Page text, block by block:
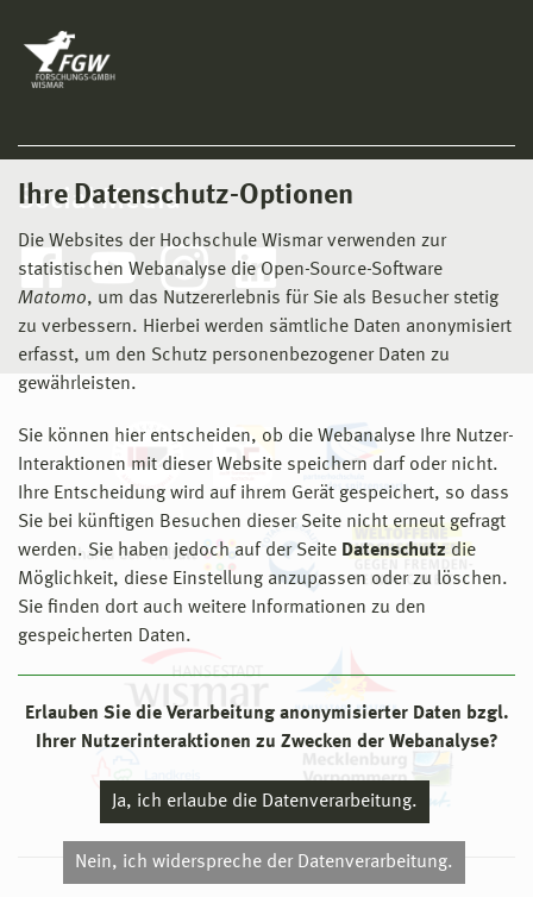
Ihre Datenschutz-Optionen
Die Websites der Hochschule Wismar verwenden zur
statistischen Webanalyse die Open-Source-Software
Matomo, um das Nutzererlebnis für Sie als Besucher stetig
zu verbessern. Hierbei werden sämtliche Daten anonymisiert
erfasst, um den Schutz personenbezogener Daten zu
gewährleisten.
Sie können hier entscheiden, ob die Webanalyse Ihre Nutzer-
Interaktionen mit dieser Website speichern darf oder nicht.
Ihre Entscheidung wird auf ihrem Gerät gespeichert, so dass
Sie bei künftigen Besuchen dieser Seite nicht erneut gefragt
werden. Sie haben jedoch auf der Seite Datenschutz die
Möglichkeit, diese Einstellung anzupassen oder zu löschen.
Sie finden dort auch weitere Informationen zu den
gespeicherten Daten.
Erlauben Sie die Verarbeitung anonymisierter Daten bzgl.
Ihrer Nutzerinteraktionen zu Zwecken der Webanalyse?
Ja, ich erlaube die Datenverarbeitung.
Nein, ich widerspreche der Datenverarbeitung.
Social Media
© 2026 Hochschule Wismar